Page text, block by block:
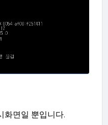
화면일 뿐입니다.